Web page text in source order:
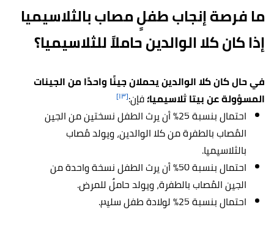
ما فرصة إنجاب طفلٍ مصاب بالثلاسيميا
إذا كان كلا الوالدين حاملاً للثلاسيميا؟
في حال كان كلا الوالدين يحملان جينًا واحدًا من الجينات
المسؤولة عن بيتا ثلاسيميا؛فإن:[١٣]
احتمال بنسبة 25% أن يرث الطفل نسختين من الجين
المُصاب بالطفرة من كلا الوالدين، ويولد مُصاب
بالثلاسيميا.
احتمال بنسبة 50% أن يرث الطفل نسخة واحدة من
الجين المُصاب بالطفرة، ويولد حاملٌ للمرض.
احتمال بنسبة 25% لولادة طفل سليم.